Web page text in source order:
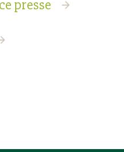
presse